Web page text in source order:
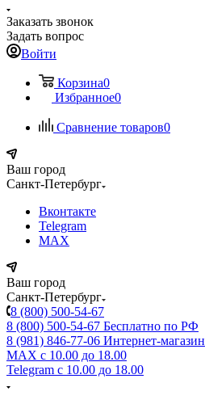
Заказать звонок
Задать вопрос
Войти
Корзина0
Избранное0
Сравнение товаров0
Ваш город
Санкт-Петербург
Вконтакте
Telegram
MAX
Ваш город
Санкт-Петербург
8 (800) 500-54-67
8 (800) 500-54-67 Бесплатно по РФ
8 (981) 846-77-06 Интернет-магазин
MAX с 10.00 до 18.00
Telegram с 10.00 до 18.00